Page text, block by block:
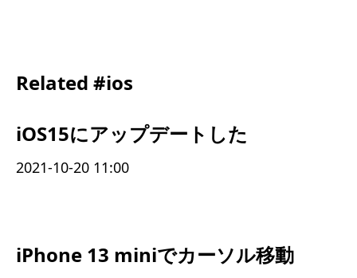
Related #ios
iOS15にアップデートした
2021-10-20 11:00
iPhone 13 miniでカーソル移動